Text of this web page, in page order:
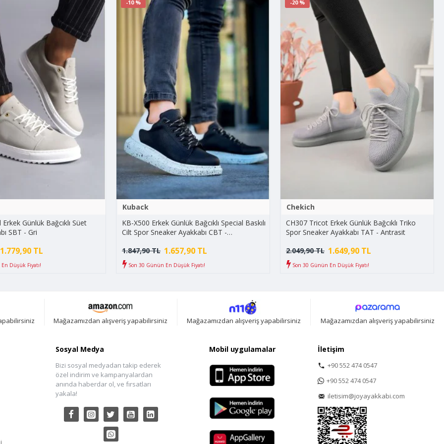
Günlük Bağcıklı Süet
SBT - Gri
1.779,90 TL
Düşük Fiyatı!
-10 %
Kuback
KB-X500 Erkek Günlük Bağcıklı Special Baskılı
Cilt Spor Sneaker Ayakkabı CBT -
1.657,90 TL
1.847,90 TL
Son 30 Günün En Düşük Fiyatı!
-20 %
Chekich
CH307 Tricot Erkek Günlük Bağcıklı Triko
Spor Sneaker Ayakkabı TAT - Antrasit
1.649,90 TL
2.049,90 TL
Son 30 Günün En Düşük Fiyatı!
Mağazamızdan alışveriş yapabilirsiniz Mağazamızdan alışveriş yapabilirsiniz Mağazamızdan alışveriş yapabilirsiniz
Sosyal Medya
Bizi sosyal medyadan takip ederek
özel indirim ve kampanyalardan
anında haberdar ol, ve fırsatları
yakala!
Mobil uygulamalar İletişim
+90 552 474 0547
+90 552 474 0547
iletisim@joyayakkabi.com